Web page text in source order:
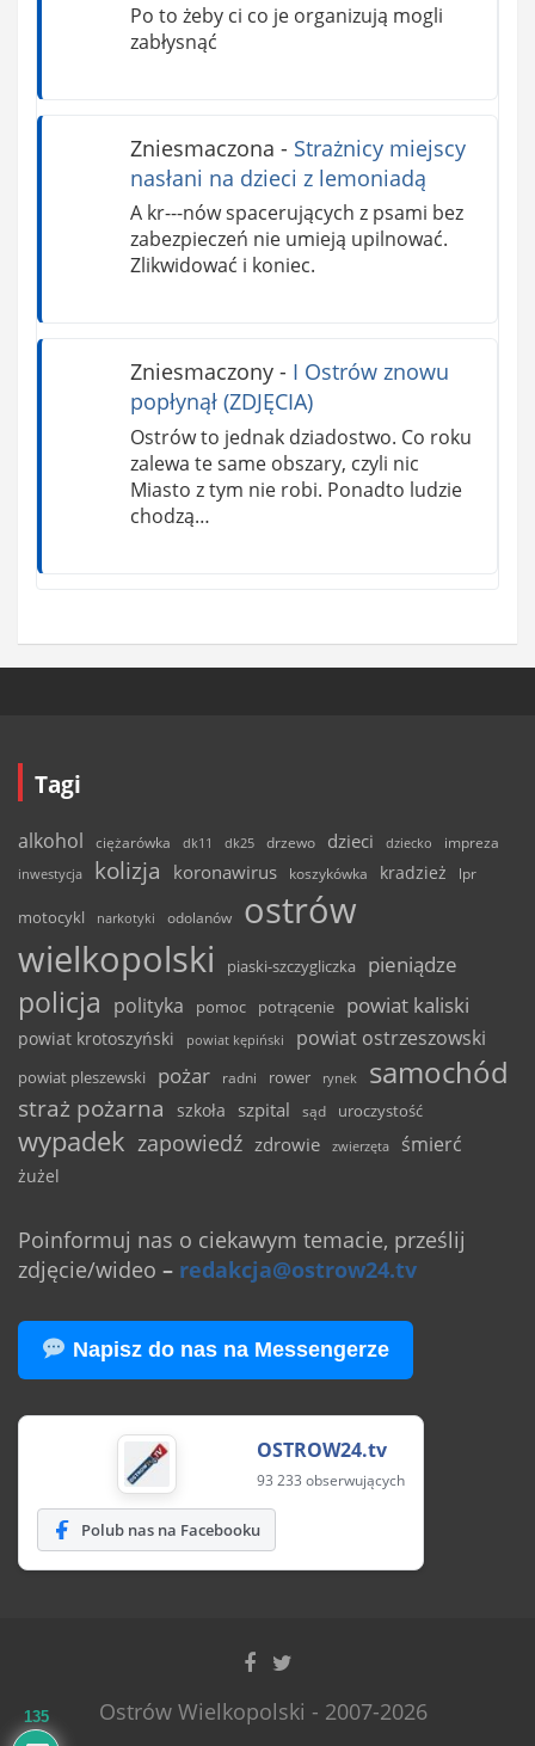
Po to żeby ci co je organizują mogli
zabłysnąć
Zniesmaczona - Strażnicy miejscy
nasłani na dzieci z lemoniadą
A kr---nów spacerujących z psami bez
zabezpieczeń nie umieją upilnować.
Zlikwidować i koniec.
Zniesmaczony- I Ostrów znowu
popłynął (ZDJĘCIA)
Ostrów to jednak dziadostwo. Co roku
zalewa te same obszary, czyli nic
Miasto z tym nie robi. Ponadto ludzie
chodzą…
Tagi
alkohol ciężarówka dk11 dk25 drzewo dzieci dziecko
impreza
inwestycja
kolizja koronawirus koszykówka kradzież lpr
motocykl narkotyki odolanów
ostrów
wielkopolski
piaski-szczygliczka pieniądze
policja polityka pomoc potrącenie powiat kaliski
powiat krotoszyński powiat kępiński powiat ostrzeszowski
powiat pleszewski pożar radni rower rynek samochód
straż pożarna szkoła szpital sąd uroczystość
wypadek zapowiedź zdrowie zwierzęta śmierć
żużel
Poinformuj nas o ciekawym temacie, prześlij
zdjęcie/wideo – redakcja@ostrow24.tv
Napisz do nas na Messengerze
OSTROW24.tv
93 233 obserwujących
Polub nas na Facebooku
Ostrów Wielkopolski - 2007-2026
135